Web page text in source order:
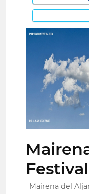
Festival
Mairena del